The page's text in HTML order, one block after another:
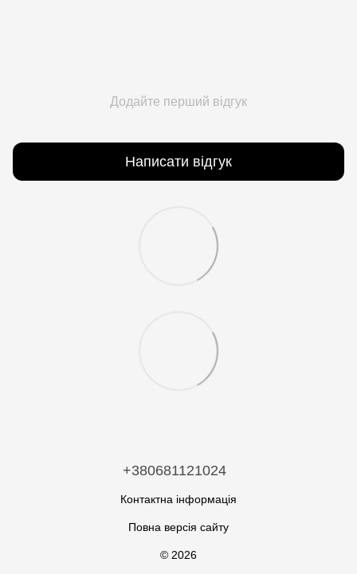
Додайте перший відгук
Написати відгук
+380681121024
Контактна інформація
Повна версія сайту
© 2026